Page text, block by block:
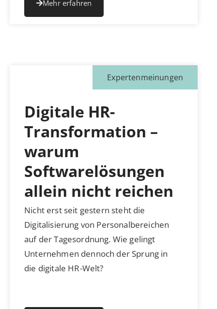
Mehr erfahren
Expertenmeinungen
Digitale HR-
Transformation –
warum
Softwarelösungen
allein nicht reichen
Nicht erst seit gestern steht die
Digitalisierung von Personalbereichen
auf der Tagesordnung. Wie gelingt
Unternehmen dennoch der Sprung in
die digitale HR-Welt?